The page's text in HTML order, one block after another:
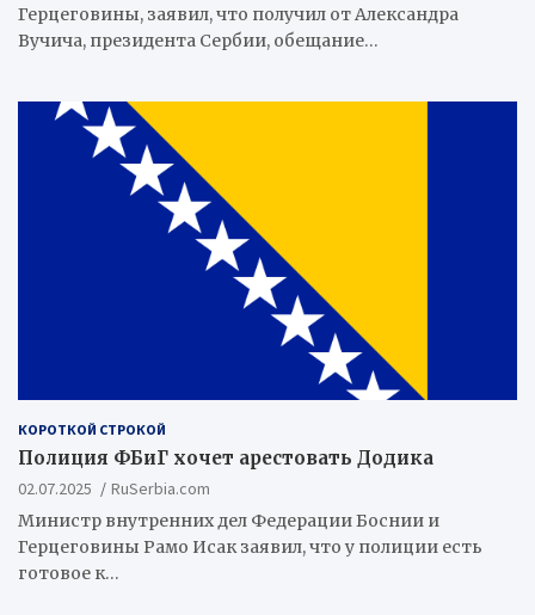
Герцеговины, заявил, что получил от Александра
Вучича, президента Сербии, обещание…
КОРОТКОЙ СТРОКОЙ
Полиция ФБиГ хочет арестовать Додика
02.07.2025
RuSerbia.com
Министр внутренних дел Федерации Боснии и
Герцеговины Рамо Исак заявил, что у полиции есть
готовое к…